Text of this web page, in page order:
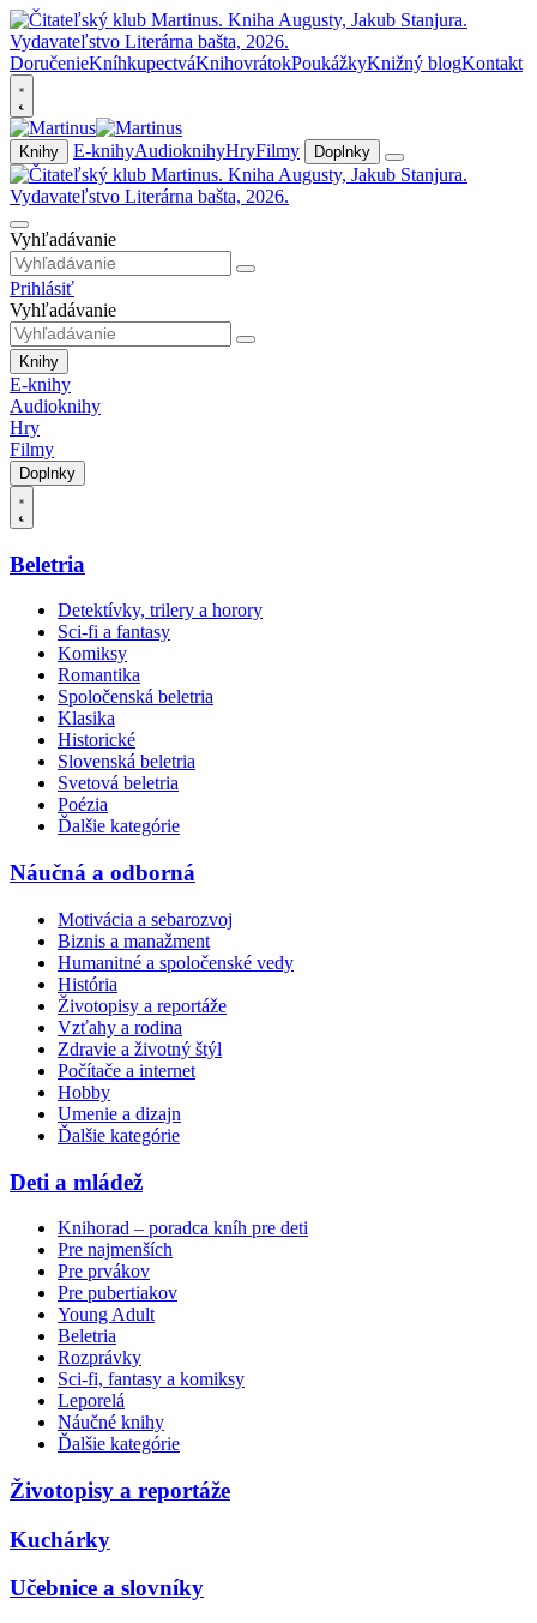
DoručenieKníhkupectváKnihovrátokPoukážkyKnižný blogKontakt
Knihy E-knihyAudioknihyHryFilmy Doplnky
Vyhľadávanie
Prihlásiť
Vyhľadávanie
Knihy
E-knihy
Audioknihy
Hry
Filmy
Doplnky
Beletria
Detektívky, trilery a horory
Sci-fi a fantasy
Komiksy
Romantika
Spoločenská beletria
Klasika
Historické
Slovenská beletria
Svetová beletria
Poézia
Ďalšie kategórie
Náučná a odborná
Motivácia a sebarozvoj
Biznis a manažment
Humanitné a spoločenské vedy
História
Životopisy a reportáže
Vzťahy a rodina
Zdravie a životný štýl
Počítače a internet
Hobby
Umenie a dizajn
Ďalšie kategórie
Deti a mládež
Knihorad – poradca kníh pre deti
Pre najmenších
Pre prvákov
Pre pubertiakov
Young Adult
Beletria
Rozprávky
Sci-fi, fantasy a komiksy
Leporelá
Náučné knihy
Ďalšie kategórie
Životopisy a reportáže
Kuchárky
Učebnice a slovníky